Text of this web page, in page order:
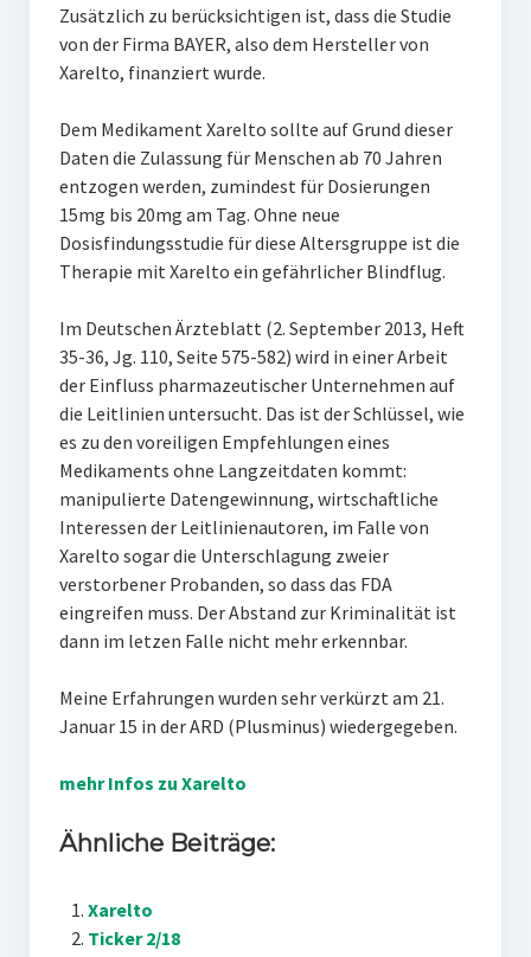
Zusätzlich zu berücksichtigen ist, dass die Studie
von der Firma BAYER, also dem Hersteller von
Xarelto, finanziert wurde.
Dem Medikament Xarelto sollte auf Grund dieser
Daten die Zulassung für Menschen ab 70 Jahren
entzogen werden, zumindest für Dosierungen
15mg bis 20mg am Tag. Ohne neue
Dosisfindungsstudie für diese Altersgruppe ist die
Therapie mit Xarelto ein gefährlicher Blindflug.
Im Deutschen Ärzteblatt (2. September 2013, Heft
35-36, Jg. 110, Seite 575-582) wird in einer Arbeit
der Einfluss pharmazeutischer Unternehmen auf
die Leitlinien untersucht. Das ist der Schlüssel, wie
es zu den voreiligen Empfehlungen eines
Medikaments ohne Langzeitdaten kommt:
manipulierte Datengewinnung, wirtschaftliche
Interessen der Leitlinienautoren, im Falle von
Xarelto sogar die Unterschlagung zweier
verstorbener Probanden, so dass das FDA
eingreifen muss. Der Abstand zur Kriminalität ist
dann im letzen Falle nicht mehr erkennbar.
Meine Erfahrungen wurden sehr verkürzt am 21.
Januar 15 in der ARD (Plusminus) wiedergegeben.
mehr Infos zu Xarelto
Ähnliche Beiträge:
Xarelto
Ticker 2/18